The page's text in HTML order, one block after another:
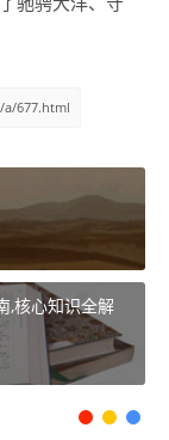
a/677.html
,核心知识全解